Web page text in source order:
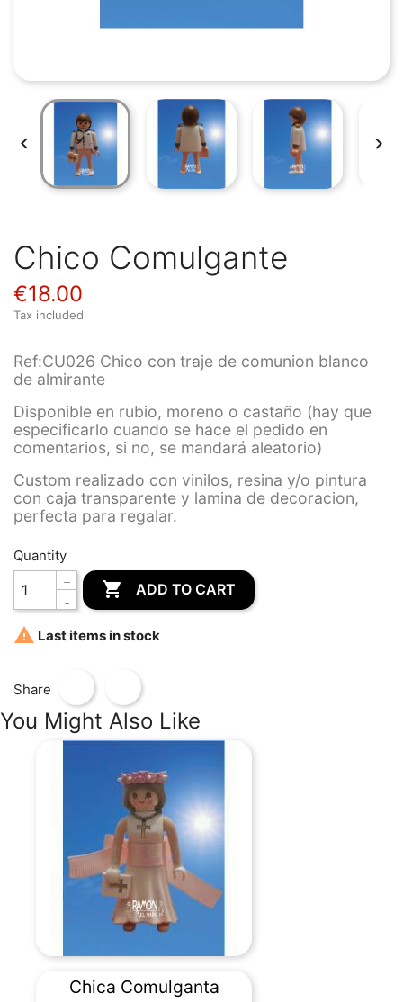
 
Chico Comulgante
€18.00
Tax included
Ref:CU026 Chico con traje de comunion blanco
de almirante
Disponible en rubio, moreno o castaño (hay que
especificarlo cuando se hace el pedido en
comentarios, si no, se mandará aleatorio)
Custom realizado con vinilos, resina y/o pintura
con caja transparente y lamina de decoracion,
perfecta para regalar.
Quantity
 ADD TO CART
 Last items in stock
Share
You Might Also Like
Chica Comulganta